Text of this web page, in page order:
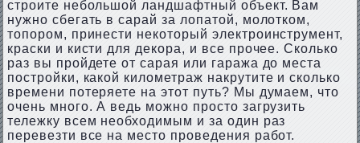
строите небольшой ландшафтный объект. Вам
нужно сбегать в сарай за лопатой, молотком,
топором, принести некоторый электроинструмент,
краски и кисти для декора, и все прочее. Сколько
раз вы пройдете от сарая или гаража до места
постройки, какой километраж накрутите и сколько
времени потеряете на этот путь? Мы думаем, что
очень много. А ведь можно просто загрузить
тележку всем необходимым и за один раз
перевезти все на место проведения работ.